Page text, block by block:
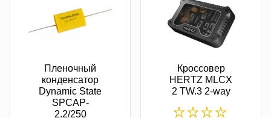
Пленочный
конденсатор
Dynamic State
SPCAP-
2.2/250
Кроссовер
HERTZ MLCX
2 TW.3 2-way